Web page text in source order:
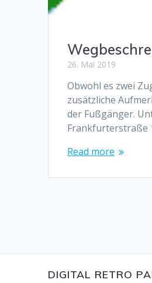
26. Mai 2019
Obwohl es zwei
zusätzliche
der Fußgänger.
Frankfurterstraße
Read more
DIGITAL RETRO